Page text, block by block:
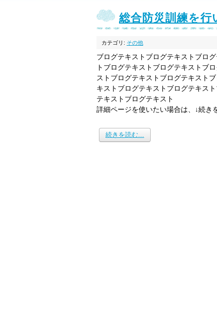
総合防災訓練を行
カテゴリ: その他
ブログテキストブログテキストブロ
トブログテキストブログテキストブ
ストブログテキストブログテキスト
キストブログテキストブログテキス
テキストブログテキスト
詳細ページを使いたい場合は、↓続き
続きを読む...